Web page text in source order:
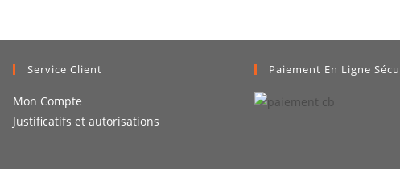
Service Client
Mon Compte
Justificatifs et autorisations
Paiement En Ligne